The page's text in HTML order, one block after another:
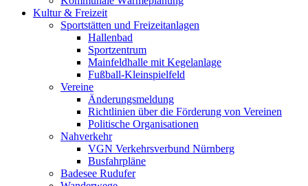
Kultur & Freizeit
Sportstätten und Freizeitanlagen
Hallenbad
Sportzentrum
Mainfeldhalle mit Kegelanlage
Fußball-Kleinspielfeld
Vereine
Änderungsmeldung
Richtlinien über die Förderung von Vereinen
Politische Organisationen
Nahverkehr
VGN Verkehrsverbund Nürnberg
Busfahrpläne
Badesee Rudufer